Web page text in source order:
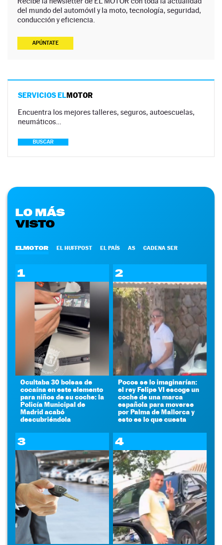
del mundo del automóvil y la moto, tecnología, seguridad,
conducción y eficiencia.
APÚNTATE
SERVICIOS ELMOTOR
Encuentra los mejores talleres, seguros, autoescuelas,
neumáticos…
BUSCAR
LO MÁS
VISTO
ELMOTOR EL HUFFPOST EL PAÍS AS CADENA SER
1
Ocultaba 30 bolsas de
cocaína en este elemento
para niños de su coche: la
Policía Municipal de
Madrid acabó
descubriéndola
2
Pocos se lo imaginarían:
el rey Felipe VI escoge un
coche de una marca
española para moverse
por Palma de Mallorca y
esto es lo que cuesta
3 4